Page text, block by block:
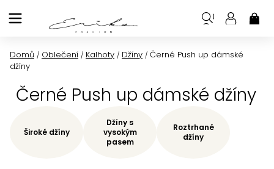
na
Domů / Oblečení / Kalhoty / Džíny / Černé Push up dámské
džíny
Černé Push up dámské džíny
Široké džíny
Džíny s
vysokým
pasem
Roztrhané
džíny